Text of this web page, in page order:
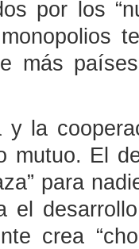
por los
más
y la
mutuo. El
para
el
crea